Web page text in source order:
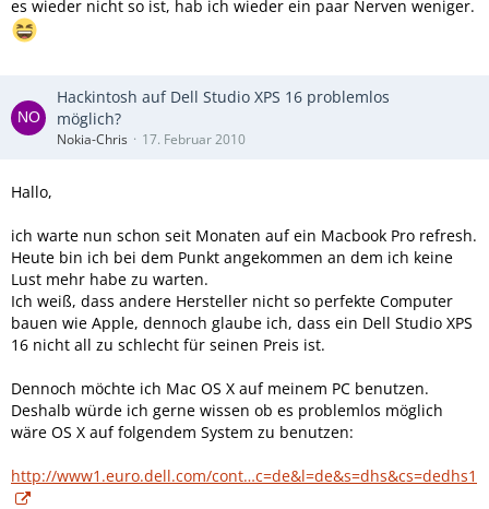
es wieder nicht so ist, hab ich wieder ein paar Nerven weniger.
Hackintosh auf Dell Studio XPS 16 problemlos
möglich?
Nokia-Chris 17. Februar 2010
Hallo,
ich warte nun schon seit Monaten auf ein Macbook Pro refresh.
Heute bin ich bei dem Punkt angekommen an dem ich keine
Lust mehr habe zu warten.
Ich weiß, dass andere Hersteller nicht so perfekte Computer
bauen wie Apple, dennoch glaube ich, dass ein Dell Studio XPS
16 nicht all zu schlecht für seinen Preis ist.
Dennoch möchte ich Mac OS X auf meinem PC benutzen.
Deshalb würde ich gerne wissen ob es problemlos möglich
wäre OS X auf folgendem System zu benutzen:
http://www1.euro.dell.com/cont…c=de&l=de&s=dhs&cs=dedhs1